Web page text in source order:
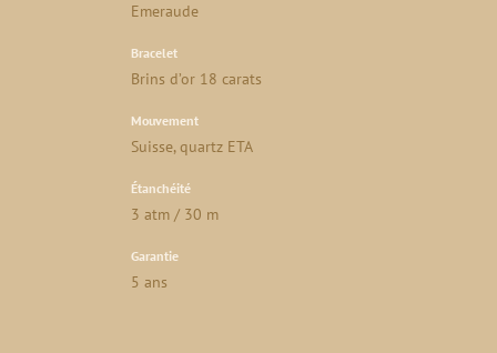
Emeraude
Bracelet
Brins d’or 18 carats
Mouvement
Suisse, quartz ETA
Étanchéité
3 atm / 30 m
Garantie
5 ans